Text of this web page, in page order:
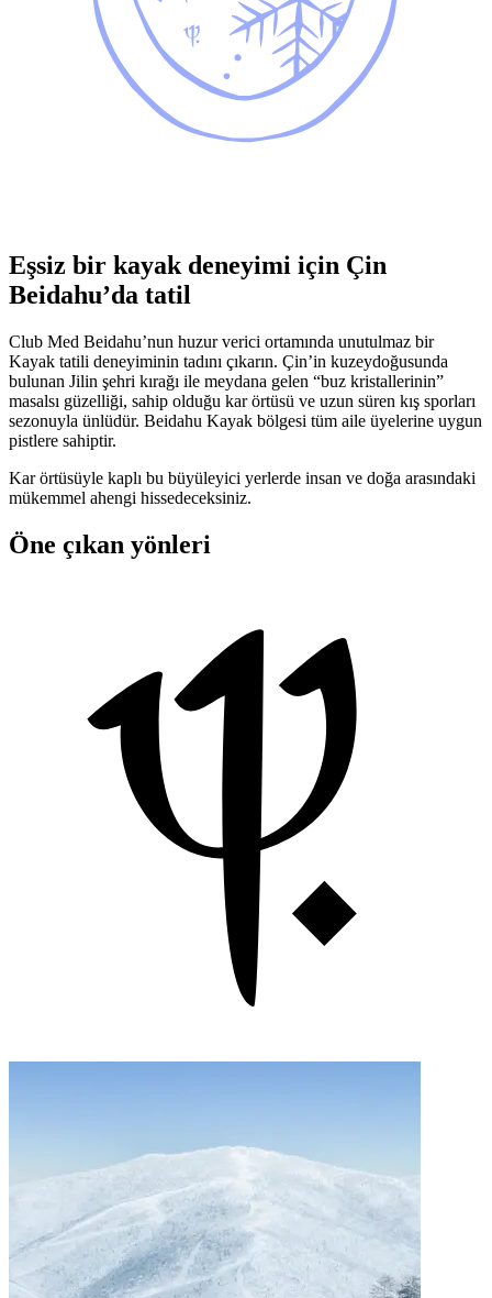
Eşsiz bir kayak deneyimi için Çin
Beidahu’da tatil
Club Med Beidahu’nun huzur verici ortamında unutulmaz bir
Kayak tatili deneyiminin tadını çıkarın. Çin’in kuzeydoğusunda
bulunan Jilin şehri kırağı ile meydana gelen “buz kristallerinin”
masalsı güzelliği, sahip olduğu kar örtüsü ve uzun süren kış sporları
sezonuyla ünlüdür. Beidahu Kayak bölgesi tüm aile üyelerine uygun
pistlere sahiptir.
Kar örtüsüyle kaplı bu büyüleyici yerlerde insan ve doğa arasındaki
mükemmel ahengi hissedeceksiniz.
Öne çıkan yönleri